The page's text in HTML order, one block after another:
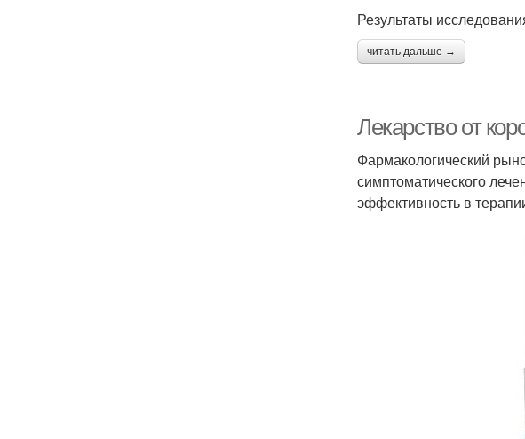
Результаты
читать дальше →
Лекарство от
Фармакологический
симптоматического
эффективность в